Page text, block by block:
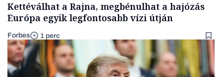
Kettéválhat a Rajna, megbénulhat a hajózás
Európa egyik legfontosabb vízi útján
Forbes 1 perc